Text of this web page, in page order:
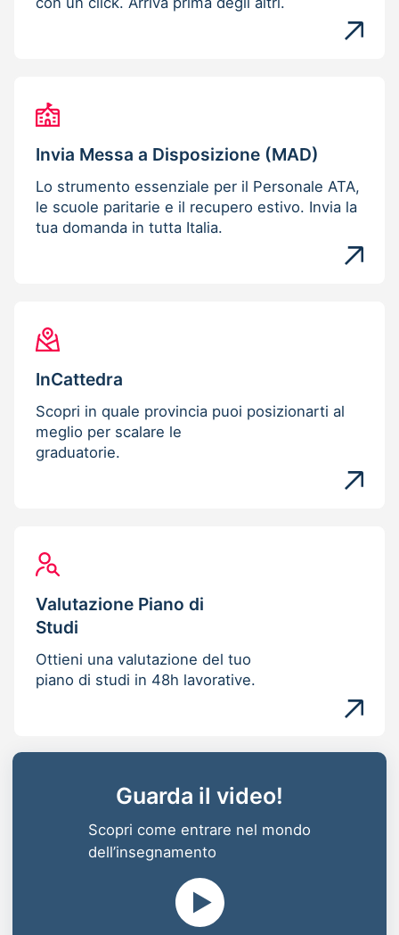
Invia Messa a Disposizione (MAD)
Lo strumento essenziale per il Personale ATA,
le scuole paritarie e il recupero estivo. Invia la
tua domanda in tutta Italia.
InCattedra
Scopri in quale provincia puoi posizionarti al
meglio per scalare le
graduatorie.
Valutazione Piano di
Studi
Ottieni una valutazione del tuo
piano di studi in 48h lavorative.
Guarda il video!
Scopri come entrare nel mondo
dell’insegnamento